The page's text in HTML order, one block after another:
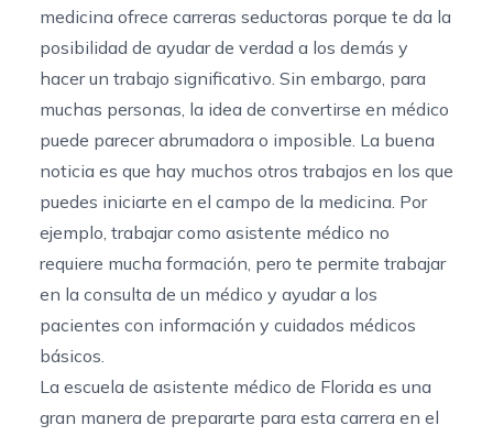
medicina ofrece carreras seductoras porque te da la
posibilidad de ayudar de verdad a los demás y
hacer un trabajo significativo. Sin embargo, para
muchas personas, la idea de convertirse en médico
puede parecer abrumadora o imposible. La buena
noticia es que hay muchos otros trabajos en los que
puedes iniciarte en el campo de la medicina. Por
ejemplo, trabajar como asistente médico no
requiere mucha formación, pero te permite trabajar
en la consulta de un médico y ayudar a los
pacientes con información y cuidados médicos
básicos.
La escuela de asistente médico de Florida es una
gran manera de prepararte para esta carrera en el